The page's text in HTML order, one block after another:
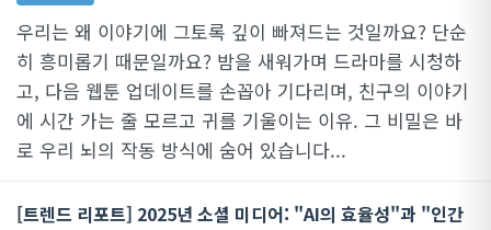
우리는 왜 이야기에 그토록 깊이 빠져드는 것일까요? 단순
히 흥미롭기 때문일까요? 밤을 새워가며 드라마를 시청하
고, 다음 웹툰 업데이트를 손꼽아 기다리며, 친구의 이야기
에 시간 가는 줄 모르고 귀를 기울이는 이유. 그 비밀은 바
로 우리 뇌의 작동 방식에 숨어 있습니다...
[트렌드 리포트] 2025년 소셜 미디어: "AI의 효율성"과 "인간